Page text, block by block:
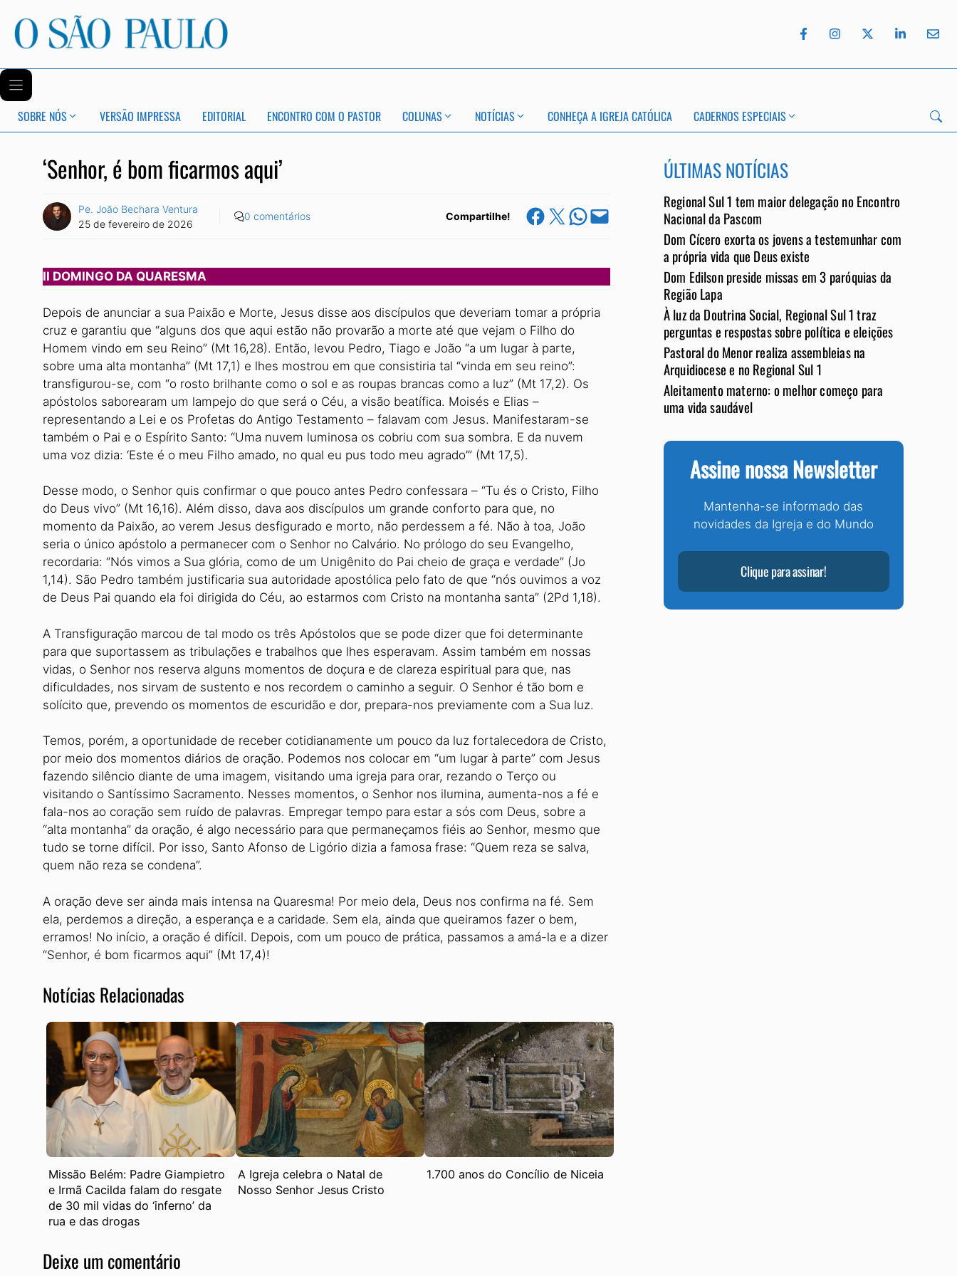
SOBRE NÓS VERSÃO IMPRESSA EDITORIAL ENCONTRO COM O PASTOR COLUNAS NOTÍCIAS CONHEÇA A IGREJA CATÓLICA CADERNOS ESPECIAIS
‘Senhor, é bom ficarmos aqui’
Pe. João Bechara Ventura
25 de fevereiro de 2026
0 comentários Compartilhe! Share on Facebook
Share on X Share on WhatsApp
Email this Page
II DOMINGO DA QUARESMA
Depois de anunciar a sua Paixão e Morte, Jesus disse aos discípulos que deveriam tomar a própria
cruz e garantiu que “alguns dos que aqui estão não provarão a morte até que vejam o Filho do
Homem vindo em seu Reino” (Mt 16,28). Então, levou Pedro, Tiago e João “a um lugar à parte,
sobre uma alta montanha” (Mt 17,1) e lhes mostrou em que consistiria tal “vinda em seu reino”:
transfigurou-se, com “o rosto brilhante como o sol e as roupas brancas como a luz” (Mt 17,2). Os
apóstolos saborearam um lampejo do que será o Céu, a visão beatífica. Moisés e Elias –
representando a Lei e os Profetas do Antigo Testamento – falavam com Jesus. Manifestaram-se
também o Pai e o Espírito Santo: “Uma nuvem luminosa os cobriu com sua sombra. E da nuvem
uma voz dizia: ‘Este é o meu Filho amado, no qual eu pus todo meu agrado’” (Mt 17,5).
Desse modo, o Senhor quis confirmar o que pouco antes Pedro confessara – “Tu és o Cristo, Filho
do Deus vivo” (Mt 16,16). Além disso, dava aos discípulos um grande conforto para que, no
momento da Paixão, ao verem Jesus desfigurado e morto, não perdessem a fé. Não à toa, João
seria o único apóstolo a permanecer com o Senhor no Calvário. No prólogo do seu Evangelho,
recordaria: “Nós vimos a Sua glória, como de um Unigênito do Pai cheio de graça e verdade” (Jo
1,14). São Pedro também justificaria sua autoridade apostólica pelo fato de que “nós ouvimos a voz
de Deus Pai quando ela foi dirigida do Céu, ao estarmos com Cristo na montanha santa” (2Pd 1,18).
A Transfiguração marcou de tal modo os três Apóstolos que se pode dizer que foi determinante
para que suportassem as tribulações e trabalhos que lhes esperavam. Assim também em nossas
vidas, o Senhor nos reserva alguns momentos de doçura e de clareza espiritual para que, nas
dificuldades, nos sirvam de sustento e nos recordem o caminho a seguir. O Senhor é tão bom e
solícito que, prevendo os momentos de escuridão e dor, prepara-nos previamente com a Sua luz.
Temos, porém, a oportunidade de receber cotidianamente um pouco da luz fortalecedora de Cristo,
por meio dos momentos diários de oração. Podemos nos colocar em “um lugar à parte” com Jesus
fazendo silêncio diante de uma imagem, visitando uma igreja para orar, rezando o Terço ou
visitando o Santíssimo Sacramento. Nesses momentos, o Senhor nos ilumina, aumenta-nos a fé e
fala-nos ao coração sem ruído de palavras. Empregar tempo para estar a sós com Deus, sobre a
“alta montanha” da oração, é algo necessário para que permaneçamos fiéis ao Senhor, mesmo que
tudo se torne difícil. Por isso, Santo Afonso de Ligório dizia a famosa frase: “Quem reza se salva,
quem não reza se condena”.
A oração deve ser ainda mais intensa na Quaresma! Por meio dela, Deus nos confirma na fé. Sem
ela, perdemos a direção, a esperança e a caridade. Sem ela, ainda que queiramos fazer o bem,
erramos! No início, a oração é difícil. Depois, com um pouco de prática, passamos a amá-la e a dizer
“Senhor, é bom ficarmos aqui” (Mt 17,4)!
Notícias Relacionadas
Missão Belém: Padre Giampietro
e Irmã Cacilda falam do resgate
de 30 mil vidas do ‘inferno’ da
rua e das drogas
A Igreja celebra o Natal de
Nosso Senhor Jesus Cristo
1.700 anos do Concílio de Niceia
Deixe um comentário
ÚLTIMAS NOTÍCIAS
Regional Sul 1 tem maior delegação no Encontro
Nacional da Pascom
Dom Cícero exorta os jovens a testemunhar com
a própria vida que Deus existe
Dom Edilson preside missas em 3 paróquias da
Região Lapa
À luz da Doutrina Social, Regional Sul 1 traz
perguntas e respostas sobre política e eleições
Pastoral do Menor realiza assembleias na
Arquidiocese e no Regional Sul 1
Aleitamento materno: o melhor começo para
uma vida saudável
Assine nossa Newsletter
Mantenha-se informado das
novidades da Igreja e do Mundo
Clique para assinar!